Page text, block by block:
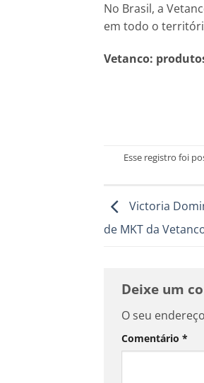
No Brasil, a
em todo o
Vetanco:
Esse registro foi
Victoria
de MKT da
Deixe um
O seu
Comentário *